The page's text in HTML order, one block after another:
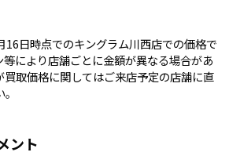
日時点でのキングラム川西店での価格で
により店舗ごとに金額が異なる場合があ
買取価格に関してはご来店予定の店舗に直
ント